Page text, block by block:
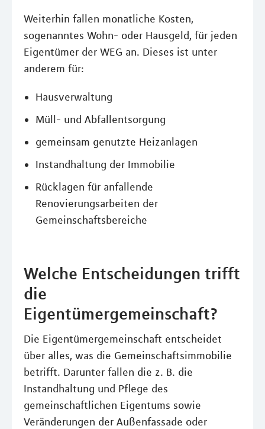
Weiterhin fallen monatliche Kosten,
sogenanntes Wohn- oder Hausgeld, für jeden
Eigentümer der WEG an. Dieses ist unter
anderem für:
Hausverwaltung
Müll- und Abfallentsorgung
gemeinsam genutzte Heizanlagen
Instandhaltung der Immobilie
Rücklagen für anfallende
Renovierungsarbeiten der
Gemeinschaftsbereiche
Welche Entscheidungen trifft
die
Eigentümergemeinschaft?
Die Eigentümergemeinschaft entscheidet
über alles, was die Gemeinschaftsimmobilie
betrifft. Darunter fallen die z. B. die
Instandhaltung und Pflege des
gemeinschaftlichen Eigentums sowie
Veränderungen der Außenfassade oder